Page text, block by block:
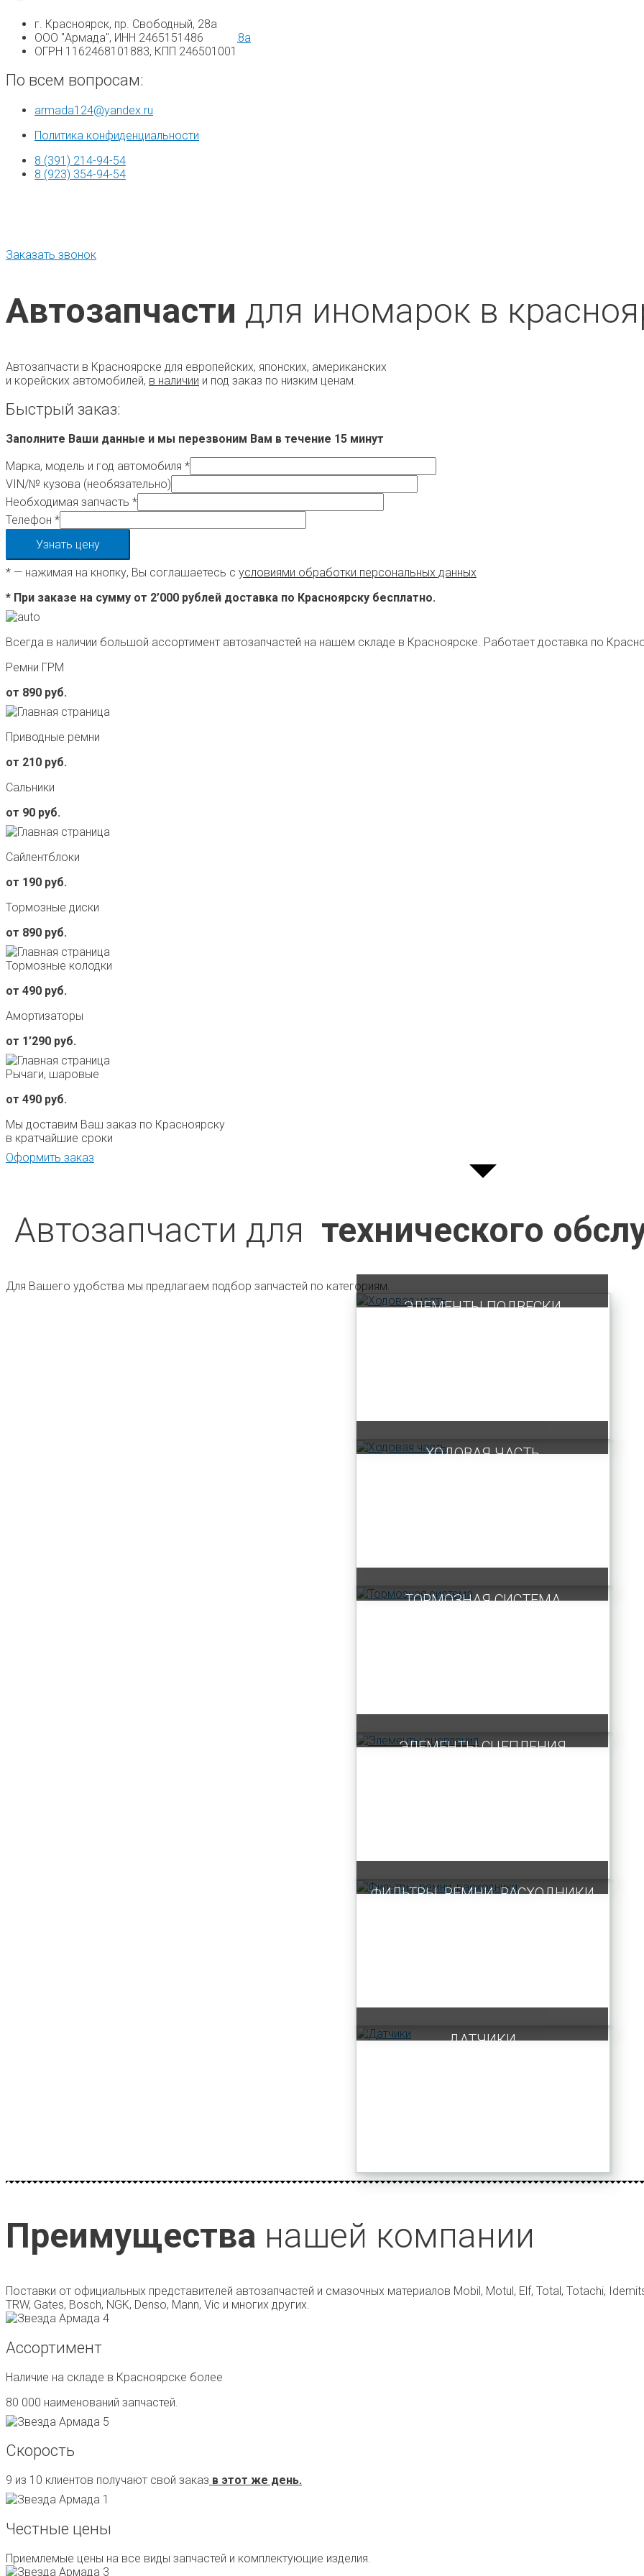
г. Красноярск, Свободный проспект, 28а
8 (923) 354-94-54
Преимущества
Запрос наличия
Как мы работаем
Контакты
Заказать звонок
Автозапчасти для иномарок в
Автозапчасти в Красноярске для европейских, японских, американских
и корейских автомобилей, в наличии и под заказ по низким ценам.
Быстрый заказ:
Заполните Ваши данные и мы перезвоним Вам в течение 15 минут
Марка, модель и год автомобиля *
VIN/№ кузова (необязательно)
Необходимая запчасть *
Телефон *
* — нажимая на кнопку, Вы соглашаетесь с условиями обработки персональных данных
* При заказе на сумму от 2’000 рублей доставка по Красноярску бесплатно.
Всегда в наличии большой ассортимент автозапчастей на нашем складе в Красноярске. Работает доставка по
Ремни ГРМ
от 890 руб.
Приводные ремни
от 210 руб.
Сальники
от 90 руб.
Сайлентблоки
от 190 руб.
Тормозные диски
от 890 руб.
Тормозные колодки
от 490 руб.
Амортизаторы
от 1’290 руб.
Рычаги, шаровые
от 490 руб.
Мы доставим Ваш заказ по Красноярску
в кратчайшие сроки
Оформить заказ
Автозапчасти для технического
Для Вашего удобства мы предлагаем подбор запчастей по категориям.
ЭЛЕМЕНТЫ ПОДВЕСКИ
ХОДОВАЯ ЧАСТЬ
ТОРМОЗНАЯ СИСТЕМА
ЭЛЕМЕНТЫ СЦЕПЛЕНИЯ
ФИЛЬТРЫ, РЕМНИ, РАСХОДНИКИ
ДАТЧИКИ
Преимущества нашей компании
Поставки от официальных представителей автозапчастей и смазочных материалов Mobil, Motul, Elf, Total, Totachi,
TRW, Gates, Bosch, NGK, Denso, Mann, Vic и многих других.
Ассортимент
Наличие на складе в Красноярске более
80 000 наименований запчастей.
Скорость
9 из 10 клиентов получают свой заказ в этот же день.
Честные цены
Приемлемые цены на все виды запчастей и комплектующие изделия.
г. Красноярск, пр. Свободный, 28а
ООО "Армада", ИНН 2465151486
ОГРН 1162468101883, КПП 246501001
По всем вопросам:
armada124@yandex.ru
Политика конфиденциальности
8 (391) 214-94-54
8 (923) 354-94-54